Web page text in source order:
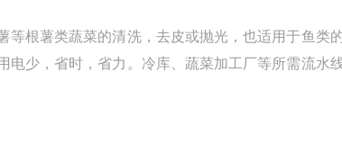
根薯类蔬菜的清洗，去皮或抛光，也适用于鱼类
少，省时，省力。冷库、蔬菜加工厂等所需流水